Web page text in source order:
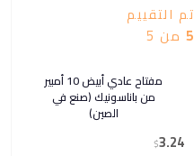
تم التقييم
5 من 5
مفتاح عادي أبيض 10 أمبير
من باناسونيك (صنع في
الصين)
$3.24